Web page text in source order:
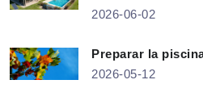
2026-06-02
Preparar la
2026-05-12